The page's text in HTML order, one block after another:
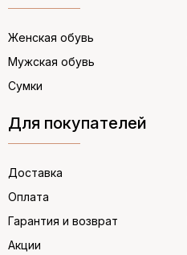
Женская обувь
Мужская обувь
Сумки
Для покупателей
Доставка
Оплата
Гарантия и возврат
Акции